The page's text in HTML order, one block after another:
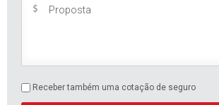
Receber também uma cotação de seguro